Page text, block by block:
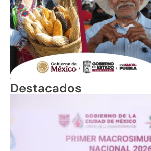
Destacados